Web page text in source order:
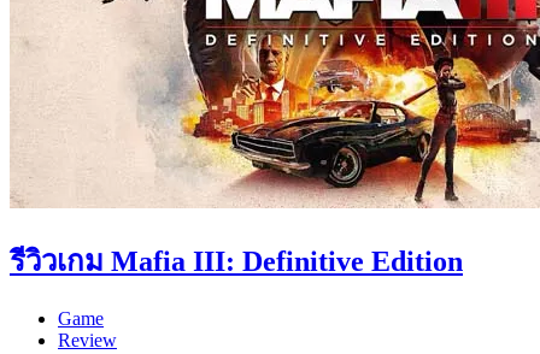
รีวิวเกม Mafia III: Definitive Edition
Game
Review